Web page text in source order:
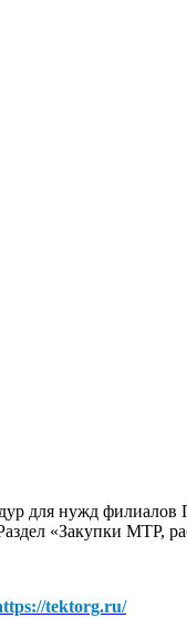
для нужд
«Закупки МТР,
tektorg.ru/